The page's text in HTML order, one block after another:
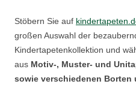
Stöbern Sie auf
großen Auswahl der
Kindertapetenkollektion und
aus Motiv-, Muster- und
sowie verschiedenen Borten